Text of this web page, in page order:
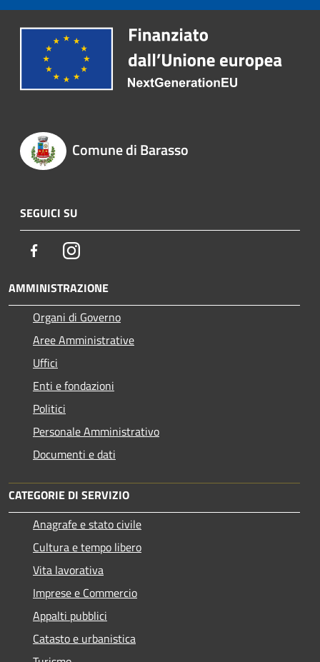
Comune di Barasso
SEGUICI SU
FacebookInstagram
AMMINISTRAZIONE
Organi di Governo
Aree Amministrative
Uffici
Enti e fondazioni
Politici
Personale Amministrativo
Documenti e dati
CATEGORIE DI SERVIZIO
Anagrafe e stato civile
Cultura e tempo libero
Vita lavorativa
Imprese e Commercio
Appalti pubblici
Catasto e urbanistica